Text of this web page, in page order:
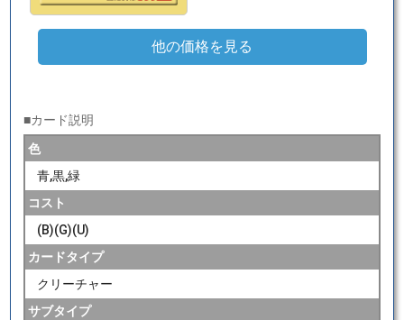
他の価格を見る
■カード説明
色
青,黒,緑
コスト
(B)(G)(U)
カードタイプ
クリーチャー
サブタイプ